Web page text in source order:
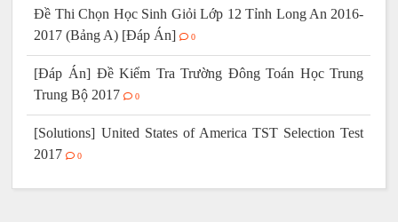
Đề Thi Chọn Học Sinh Giỏi Lớp 12 Tỉnh Long An 2016-
2017 (Bảng A) [Đáp Án]
0
[Đáp Án] Đề Kiểm Tra Trường Đông Toán Học Trung
Trung Bộ 2017
0
[Solutions] United States of America TST Selection Test
2017
0